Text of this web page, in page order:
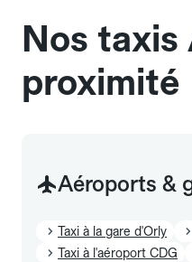
Nos taxis
proximité
Aéroports &
Taxi à la gare d'Orly
Taxi à l'aéroport CDG